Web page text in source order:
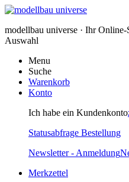
modellbau universe · Ihr
Auswahl
Menu
Suche
Warenkorb
Konto
Ich habe ein Kundenkonto
Statusabfrage Bestellung
Newsletter - Anmeldung
Merkzettel